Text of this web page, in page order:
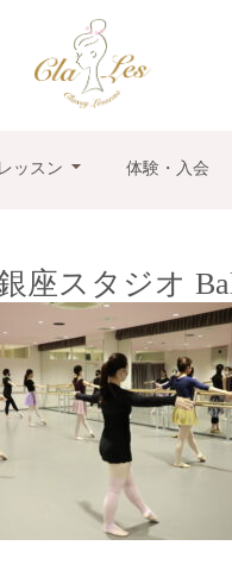
レッスン 体験・入会
座スタジオ